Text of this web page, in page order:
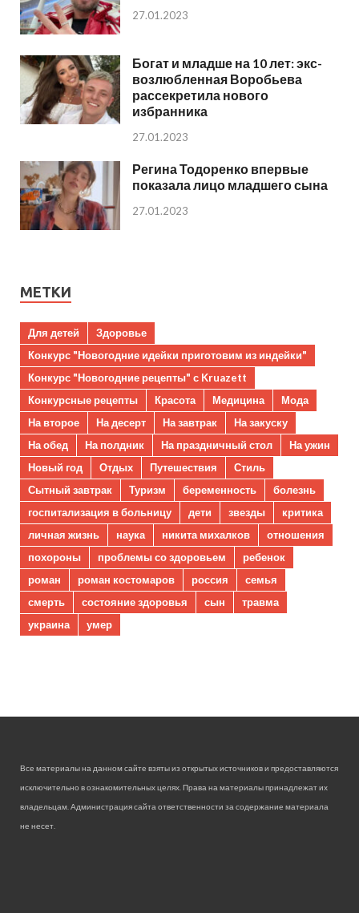
27.01.2023
Богат и младше на 10 лет: экс-
возлюбленная Воробьева
рассекретила нового
избранника
27.01.2023
Регина Тодоренко впервые
показала лицо младшего сына
27.01.2023
МЕТКИ
Для детей
Здоровье
Конкурс "Новогодние идейки приготовим из индейки"
Конкурс "Новогодние рецепты" с Kruazett
Конкурсные рецепты
Красота Медицина
Мода
На второе
На десерт На завтрак
На закуску
На обед
На полдник На праздничный стол
На ужин
Новый год
Отдых Путешествия
Стиль
Сытный завтрак
Туризм беременность
болезнь
госпитализация в больницу
дети звезды
критика
личная жизнь
наука никита михалков
отношения
похороны
проблемы со здоровьем
ребенок
роман
роман костомаров россия
семья
смерть
состояние здоровья сын
травма
украина
умер
Все материалы на данном сайте взяты из открытых источников и предоставляются
исключительно в ознакомительных целях. Права на материалы принадлежат их
владельцам. Администрация сайта ответственности за содержание материала
не несет.